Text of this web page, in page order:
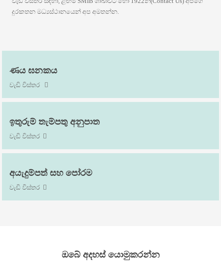
දුරකතන මධ්‍යස්ථානයෙන් අප අමතන්න.
ණය ඝනකය
වැඩි විස්තර
ඉතුරුම් තැම්පතු අනුපාත
වැඩි විස්තර
අයැදුම්පත් සහ පෝරම
වැඩි විස්තර
ඔබේ අදහස් යොමුකරන්න